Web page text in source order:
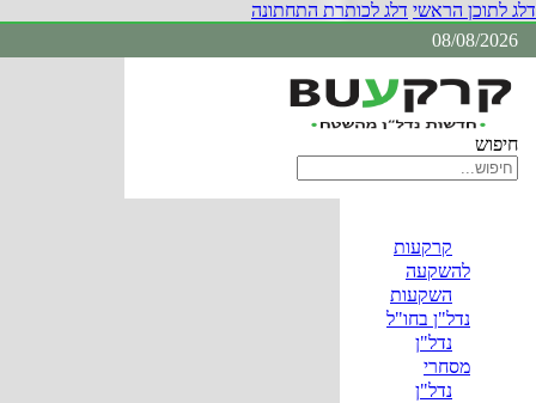
דלג לתוכן הראשי דלג לכותרת התחתונה
08/08/2026
חיפוש
קרקעות
להשקעה
השקעות
נדל"ן בחו"ל
נדל"ן
מסחרי
נדל"ן